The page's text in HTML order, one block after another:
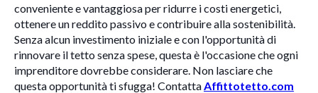
conveniente e vantaggiosa per ridurre i costi energetici,
ottenere un reddito passivo e contribuire alla sostenibilità.
Senza alcun investimento iniziale e con l'opportunità di
rinnovare il tetto senza spese, questa è l'occasione che ogni
imprenditore dovrebbe considerare. Non lasciare che
questa opportunità ti sfugga! Contatta Affittotetto.com